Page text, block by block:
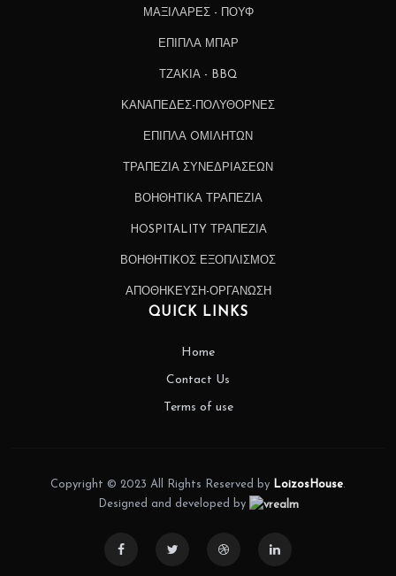
ΜΑΞΙΛΑΡΕΣ - ΠΟΥΦ
ΕΠΙΠΛΑ ΜΠΑΡ
ΤΖΑΚΙΑ - BBQ
ΚΑΝΑΠΕΔΕΣ-ΠΟΛΥΘΟΡΝΕΣ
ΕΠΙΠΛΑ OΜΙΛΗΤΩΝ
ΤΡΑΠΕΖΙΑ ΣΥΝΕΔΡΙΑΣΕΩΝ
ΒΟΗΘΗΤΙΚΑ ΤΡΑΠΕΖΙΑ
HOSPITALITY ΤΡΑΠΕΖΙΑ
ΒΟΗΘΗΤΙΚΟΣ ΕΞΟΠΛΙΣΜΟΣ
ΑΠΟΘΗΚΕΥΣΗ-ΟΡΓΑΝΩΣΗ
QUICK LINKS
Home
Contact Us
Terms of use
Copyright © 2023 All Rights Reserved by LoizosHouse.
Designed and developed by